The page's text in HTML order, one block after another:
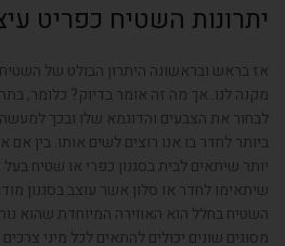
יתרונות השטיח כפריט
אז בראש ובראשונה היתרון הבולט של
מקנה לנו. אך מה זה אומר בדיוק? כלומר,
לבחור את הצבעים והדוגמא שלו ובכך
ביותר לחדר בו אנו רוצים לשים אותו. בין
יותר שיתאים לבית בסגנון כפרי או שטיח בעל
שיתאימו לחדר או סלון אשר עוצב בסגנון
השטיח בחלל הוא האווירה המיוחדת שהוא
מסוגים שונים יכולים להתאים לכל מיני